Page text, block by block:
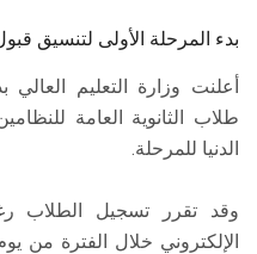
بدء المرحلة الأولى لتنسيق
أعلنت وزارة التعليم
طلاب الثانوية العامة
الدنيا للمرحلة.
وقد تقرر تسجيل الطلاب